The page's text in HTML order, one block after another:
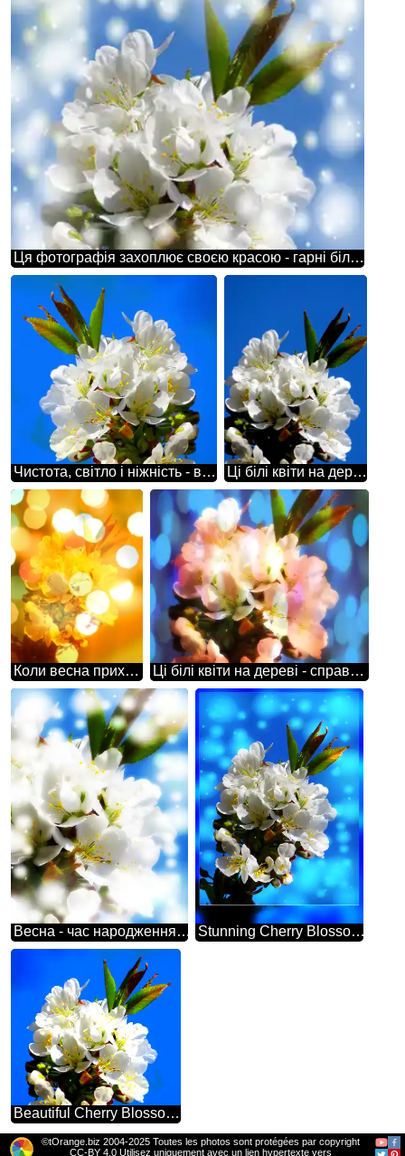
Ця фотографія захоплює своєю красою - гарні білі квіти на дереві весною.
Чистота, світло і ніжність - все це виражено в гарних білих квітах на дереві весною. Ці білі квіти на дереві створюють незабутні враження і надихають нашу уяву.
Коли весна приходить, на деревах з'являються гарні білі квіти. Ці білі квіти на дереві - справжній диво природи.
Весна - час народження нового життя. Гарні білі квіти на дереві символізують це прекрасно. Stunning Cherry Blossom Against a Vivid Blue Background
Beautiful Cherry Blossom Branch Against Vibrant Blue Sky
©tOrange.biz 2004-2025 Toutes les photos sont protégées par copyright
CC-BY 4.0 Utilisez uniquement avec un lien hypertexte vers